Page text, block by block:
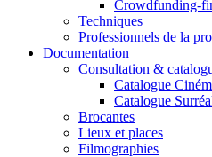
Crowdfunding-
Techniques
Professionnels de la
Documentation
Consultation &
Catalogue
Catalogue
Brocantes
Lieux et places
Filmographies